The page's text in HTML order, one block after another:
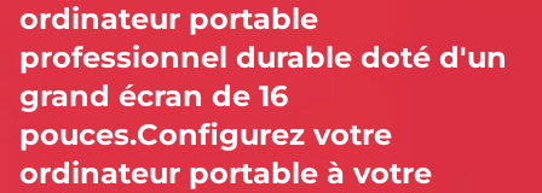
a
b
ordinateur portable
professionnel durable doté d'un
grand écran de 16
pouces.Configurez votre
ordinateur portable à votre